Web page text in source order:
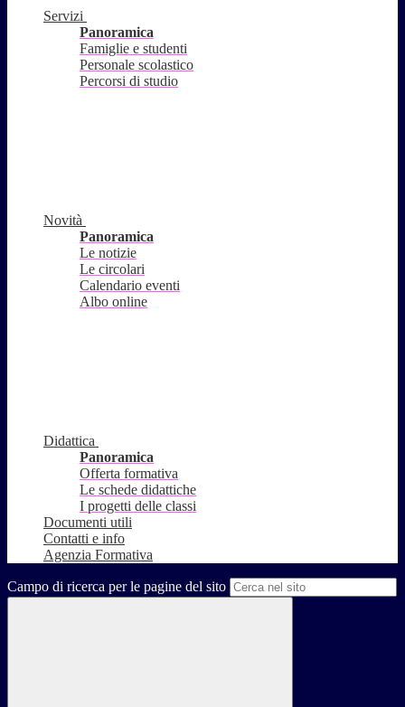
Servizi
Panoramica
Famiglie e studenti
Personale scolastico
Percorsi di studio
Novità
Panoramica
Le notizie
Le circolari
Calendario eventi
Albo online
Didattica
Panoramica
Offerta formativa
Le schede didattiche
I progetti delle classi
Documenti utili
Contatti e info
Agenzia Formativa
Campo di ricerca per le pagine del sito